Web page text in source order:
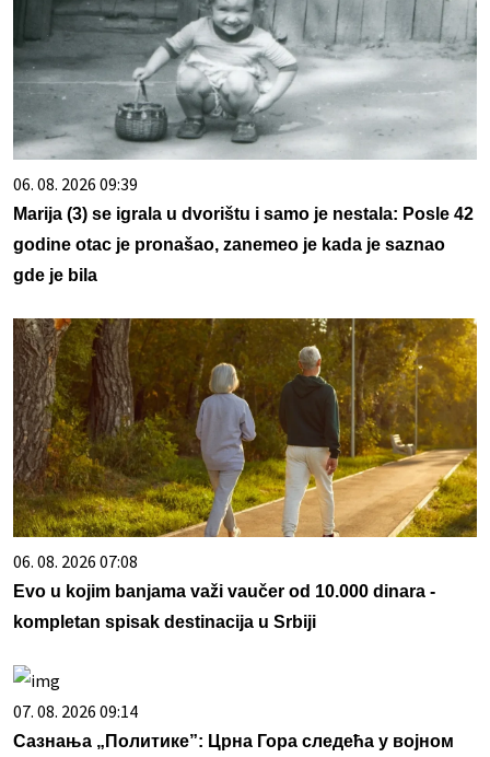
06. 08. 2026 09:39
Marija (3) se igrala u dvorištu i samo je nestala: Posle 42
godine otac je pronašao, zanemeo je kada je saznao
gde je bila
06. 08. 2026 07:08
Evo u kojim banjama važi vaučer od 10.000 dinara -
kompletan spisak destinacija u Srbiji
07. 08. 2026 09:14
Сазнања „Политике”: Црна Гора следећа у војном